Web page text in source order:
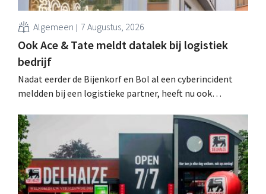
Algemeen 7 Augustus, 2026
Ook Ace & Tate meldt datalek bij logistiek
bedrijf
Nadat eerder de Bijenkorf en Bol al een cyberincident
meldden bij een logistieke partner, heeft nu ook
datalek. Financiële gegevens, gebruikersnamen en
wachtwoorden zijn niet getroffen.